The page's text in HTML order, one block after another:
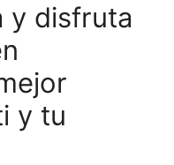
y disfruta
y tu